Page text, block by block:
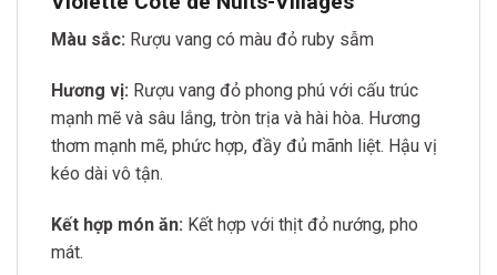
Màu sắc: Rượu vang có màu đỏ ruby sẫm
Hương vị: Rượu vang đỏ phong phú với cấu trúc
mạnh mẽ và sâu lắng, tròn trịa và hài hòa. Hương
thơm mạnh mẽ, phức hợp, đầy đủ mãnh liệt. Hậu vị
kéo dài vô tận.
Kết hợp món ăn: Kết hợp với thịt đỏ nướng, pho
mát.